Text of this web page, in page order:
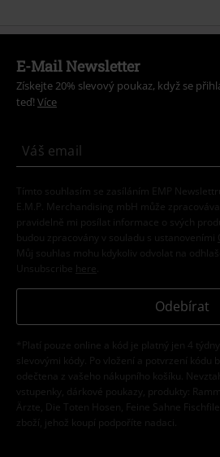
E-Mail Newsletter
Získejte 20% slevový poukaz, když se
teď! Více
Tímto souhlasím se zasíláním EMP
E.M.P. Merchandising mbH může
pravidelně mi posílat informace o svých
budou zpracovány v souladu s ustanoveními
Můj souhlas mohu kdykoliv odvolat na
Unsubscribe here
Odebírat
*Platí pouze online a kód je platný jen 4
slevovými kódy. Po vložení a potvrzení kódu
odečtena z vašeho nákupního košíku.
vstupenky, dárkové poukazy, produkty:
Ärzte, Die Toten Hosen, Feine Sahne
zboží, jehož koupí podpoříte nadaci.